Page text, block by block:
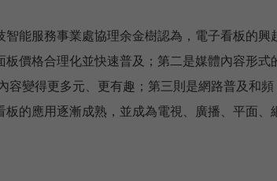
智能服務事業處協理余金樹認為，電子看板的興
價格合理化並快速普及；第二是媒體內容形式
變得更多元、更有趣；第三則是網路普及和頻
的應用逐漸成熟，並成為電視、廣播、平面、